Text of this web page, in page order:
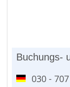
Buchungs-
030 -